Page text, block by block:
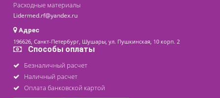
Контакты
8 (800) 444 14 28
+7 (812) 565 23 25
+7 (911) 975 18 51
+7 (931) 388 11 60